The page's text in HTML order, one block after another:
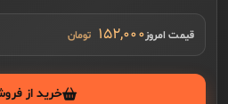
قیمت امروز۱۵۲,۰۰۰
خرید از